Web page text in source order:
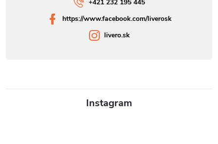
Instagram
+421 232 195 445
https://www.facebook.com/liverosk
livero.sk